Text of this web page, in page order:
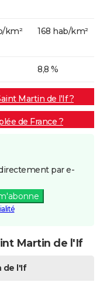
km² 168 hab/km²
8,8 %
Martin de l'If ?
de France ?
par e-
Martin de l'If
de l'If